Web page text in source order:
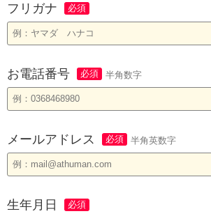
フリガナ
お電話番号 半角数字
メールアドレス 半角英数字
生年月日